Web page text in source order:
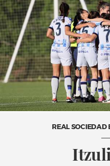
REAL SOCIEDAD